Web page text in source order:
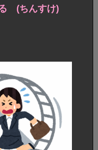
(ちんすけ)